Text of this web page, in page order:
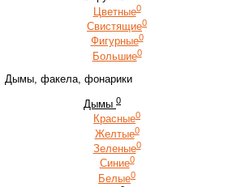
Цветные0
Свистящие0
Фигурные0
Большие0
Дымы, факела, фонарики
Дымы 0
Красные0
Желтые0
Зеленые0
Синие0
Белые0